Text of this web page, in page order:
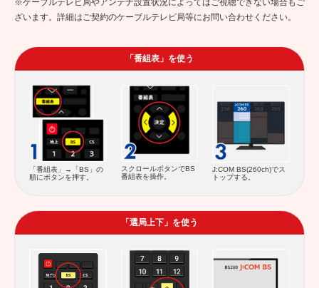
※ケーブルテレビ局やアンテナ設置状況によってはご視聴できない場合もご
ざいます。詳細はご契約のケーブルテレビ局等にお問い合わせください。
「番組表」を使う
「番組表」→「BS」の
順にボタンを押す。
スクロールボタンでBS
番組表を操作。
J:COM BS(260ch)でス
トップする。
「選局上下」を使う